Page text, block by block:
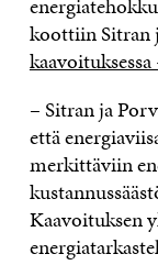
koottiin Sitran
– Sitran ja
että
merkittäviin
Kaavoituksen